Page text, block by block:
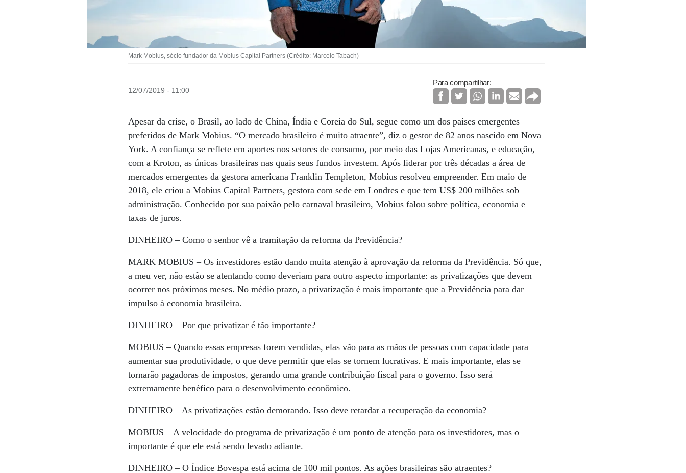
Mark Mobius, sócio fundador da Mobius Capital Partners (Crédito: Marcelo Tabach)
12/07/2019 - 11:00
Para compartilhar:
Apesar da crise, o Brasil, ao lado de China, Índia e Coreia do Sul, segue como um dos países emergentes
preferidos de Mark Mobius. “O mercado brasileiro é muito atraente”, diz o gestor de 82 anos nascido em Nova
York. A confiança se reflete em aportes nos setores de consumo, por meio das Lojas Americanas, e educação,
com a Kroton, as únicas brasileiras nas quais seus fundos investem. Após liderar por três décadas a área de
mercados emergentes da gestora americana Franklin Templeton, Mobius resolveu empreender. Em maio de
2018, ele criou a Mobius Capital Partners, gestora com sede em Londres e que tem US$ 200 milhões sob
administração. Conhecido por sua paixão pelo carnaval brasileiro, Mobius falou sobre política, economia e
taxas de juros.
DINHEIRO –Como o senhor vê a tramitação da reforma da Previdência?
MARK MOBIUS –Os investidores estão dando muita atenção à aprovação da reforma da Previdência. Só que,
a meu ver, não estão se atentando como deveriam para outro aspecto importante: as privatizações que devem
ocorrer nos próximos meses. No médio prazo, a privatização é mais importante que a Previdência para dar
impulso à economia brasileira.
DINHEIRO –Por que privatizar é tão importante?
MOBIUS –Quando essas empresas forem vendidas, elas vão para as mãos de pessoas com capacidade para
aumentar sua produtividade, o que deve permitir que elas se tornem lucrativas. E mais importante, elas se
tornarão pagadoras de impostos, gerando uma grande contribuição fiscal para o governo. Isso será
extremamente benéfico para o desenvolvimento econômico.
DINHEIRO –As privatizações estão demorando. Isso deve retardar a recuperação da economia?
MOBIUS –A velocidade do programa de privatização é um ponto de atenção para os investidores, mas o
importante é que ele está sendo levado adiante.
DINHEIRO –O Índice Bovespa está acima de 100 mil pontos. As ações brasileiras são atraentes?